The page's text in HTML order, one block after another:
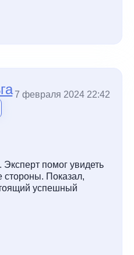
7 февраля 2024 22:42
помог увидеть
стороны. Показал,
успешный